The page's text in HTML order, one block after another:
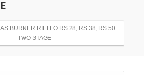
BURNER RIELLO RS 28, RS 38, RS 50
TWO STAGE